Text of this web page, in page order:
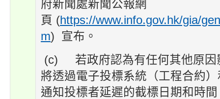
府新聞處新聞公報網
頁 (https://www.info.gov.hk/gia/
m) 宣布。
(c) 若政府認為有任何其他原因
將透過電子投標系統（工程合約
通知投標者延遲的截標日期和時間